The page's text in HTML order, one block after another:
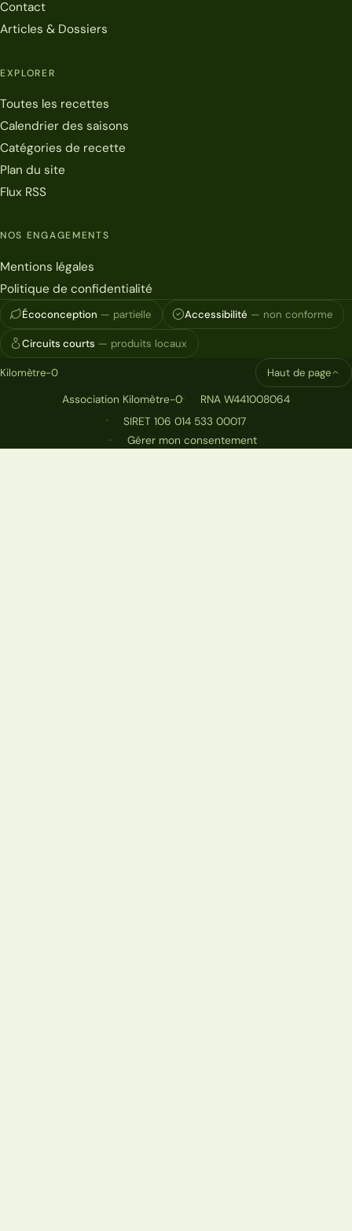
Contact
Articles & Dossiers
EXPLORER
Toutes les recettes
Calendrier des saisons
Catégories de recette
Plan du site
Flux RSS
NOS ENGAGEMENTS
Mentions légales
Politique de confidentialité
Écoconception — partielle Accessibilité — non conforme
Circuits courts — produits locaux
Kilomètre-0
Association Kilomètre-0
RNA W441008064
SIRET 106 014 533 00017
Gérer mon consentement
Haut de page